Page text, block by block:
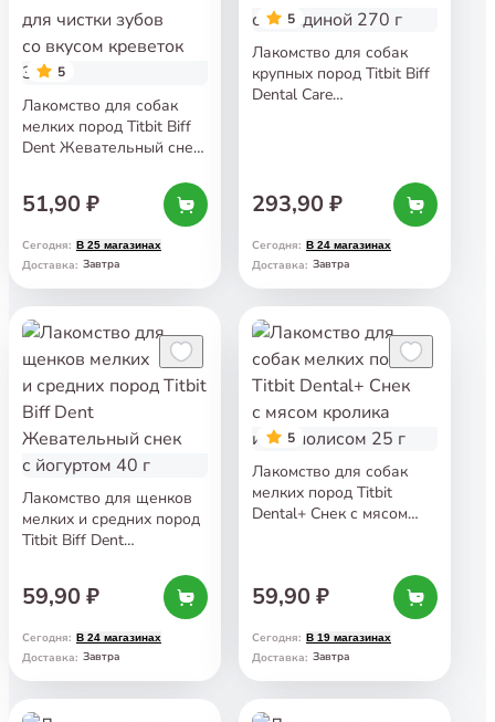
5
Лакомство для собак
мелких пород Titbit Biff
Dent Жевательный снек
со вкусом креветок 35 г
51,90 ₽
Сегодня: В 25 магазинах
Доставка: Завтра
5
Лакомство для собак
крупных пород Titbit Biff
Dental Care
293,90 ₽
Сегодня: В 24 магазинах
Доставка: Завтра
Лакомство для щенков
мелких и средних пород
Titbit Biff Dent
59,90 ₽
Сегодня: В 24 магазинах
Доставка: Завтра
5
Лакомство для собак
мелких пород Titbit
Dental+ Снек с мясом
59,90 ₽
Сегодня: В 19 магазинах
Доставка: Завтра